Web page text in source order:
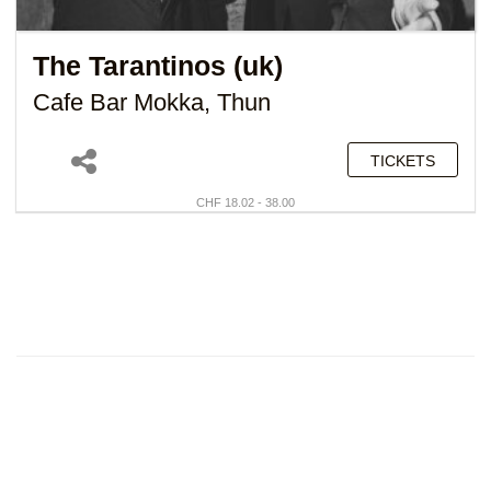
The Tarantinos (uk)
Cafe Bar Mokka, Thun
TICKETS
CHF 18.02 - 38.00